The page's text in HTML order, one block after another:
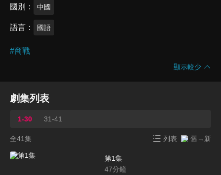
國別 中國
語言 國語
#商戰
顯示較少
劇集列表
1-30 31-41
全41集 列表 舊→新
第1集
47分鐘